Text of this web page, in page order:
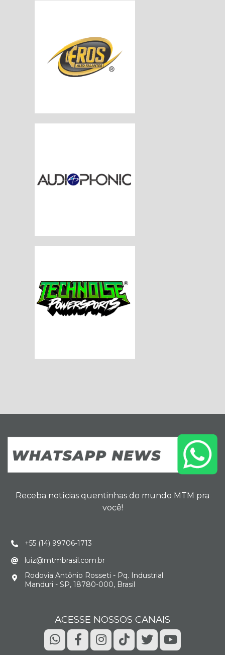
Receba notícias quentinhas do mundo MTM pra
você!
+55 (14) 99706-1713
luiz@mtmbrasil.com.br
Rodovia Antônio Rosseti - Pq. Industrial
Manduri - SP, 18780-000, Brasil
ACESSE NOSSOS CANAIS